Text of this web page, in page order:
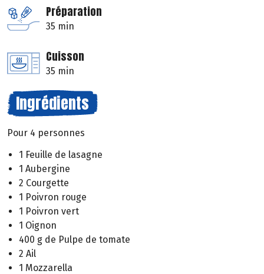
Préparation
35 min
Cuisson
35 min
Ingrédients
Pour 4 personnes
1 Feuille de lasagne
1 Aubergine
2 Courgette
1 Poivron rouge
1 Poivron vert
1 Oignon
400 g de Pulpe de tomate
2 Ail
1 Mozzarella